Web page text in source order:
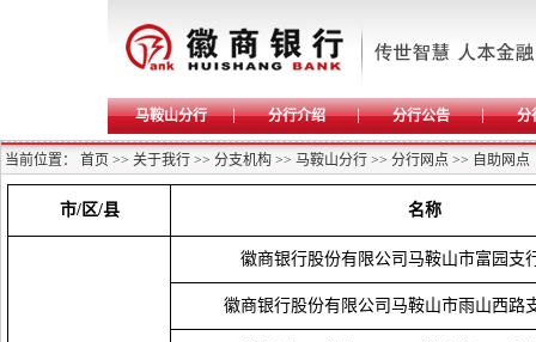
马鞍山分行 分行介绍 分行公告 分
当前位置： 首页 >> 关于我行 >> 分支机构 >> 马鞍山分行 >> 分行网点 >> 自助网点
市/区/县 名称
徽商银行股份有限公司马鞍山市富园支
徽商银行股份有限公司马鞍山市雨山西路